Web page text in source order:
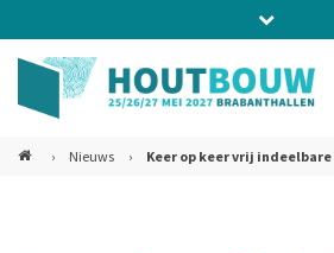
Bel ons voor info 0294 - 74
beurs@54events.nl
› Nieuws › Keer op keer vrij